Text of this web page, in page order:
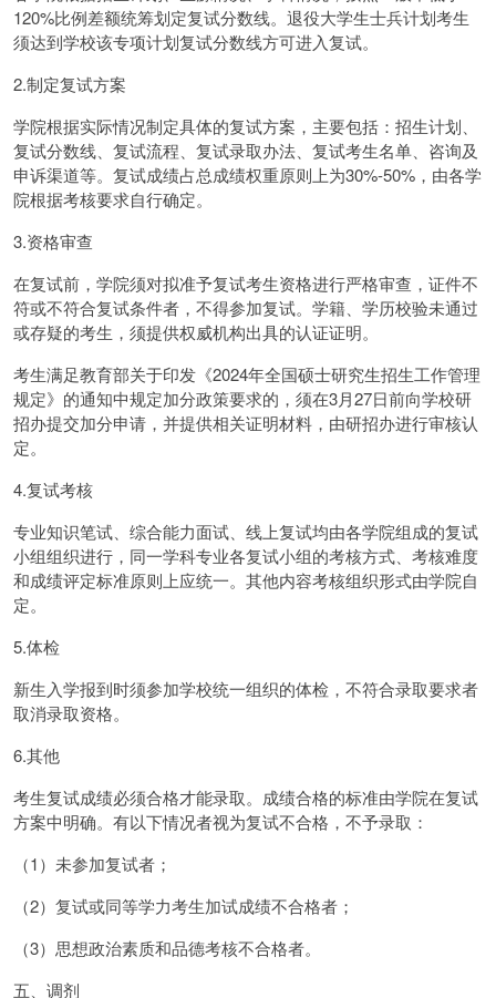
120%比例差额统筹划定复试分数线。退役大学生士兵计划考生
须达到学校该专项计划复试分数线方可进入复试。
2.制定复试方案
学院根据实际情况制定具体的复试方案，主要包括：招生计划、
复试分数线、复试流程、复试录取办法、复试考生名单、咨询及
申诉渠道等。复试成绩占总成绩权重原则上为30%-50%，由各学
院根据考核要求自行确定。
3.资格审查
在复试前，学院须对拟准予复试考生资格进行严格审查，证件不
符或不符合复试条件者，不得参加复试。学籍、学历校验未通过
或存疑的考生，须提供权威机构出具的认证证明。
考生满足教育部关于印发《2024年全国硕士研究生招生工作管理
规定》的通知中规定加分政策要求的，须在3月27日前向学校研
招办提交加分申请，并提供相关证明材料，由研招办进行审核认
定。
4.复试考核
专业知识笔试、综合能力面试、线上复试均由各学院组成的复试
小组组织进行，同一学科专业各复试小组的考核方式、考核难度
和成绩评定标准原则上应统一。其他内容考核组织形式由学院自
定。
5.体检
新生入学报到时须参加学校统一组织的体检，不符合录取要求者
取消录取资格。
6.其他
考生复试成绩必须合格才能录取。成绩合格的标准由学院在复试
方案中明确。有以下情况者视为复试不合格，不予录取：
（1）未参加复试者；
（2）复试或同等学力考生加试成绩不合格者；
（3）思想政治素质和品德考核不合格者。
五、调剂